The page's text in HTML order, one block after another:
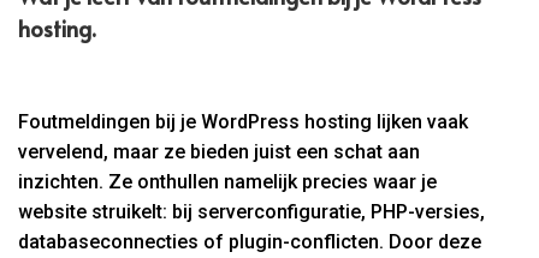
hosting.​
Foutmeldingen bij je WordPress hosting lijken vaak
vervelend, maar ze bieden juist een schat aan
inzichten. Ze onthullen namelijk precies waar je
website struikelt: bij serverconfiguratie, PHP-versies,
databaseconnecties of plugin-conflicten. Door deze